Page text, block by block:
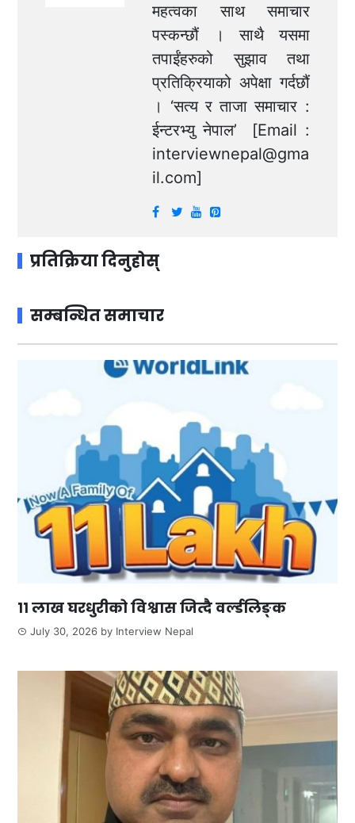
महत्वका साथ समाचार
पस्कन्छौं । साथै यसमा
तपाईंहरुको सुझाव तथा
प्रतिक्रियाको अपेक्षा गर्दछौं
। ‘सत्य र ताजा समाचार :
ईन्टरभ्यु नेपाल’ [Email :
interviewnepal@gma
il.com]
प्रतिक्रिया दिनुहोस्
सम्बन्धित समाचार
११ लाख घरधुरीको विश्वास जित्दै वर्ल्डलिङ्क
July 30, 2026 by Interview Nepal